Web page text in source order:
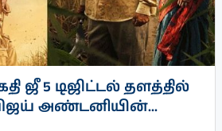
ஜீ 5 டிஜிட்டல் தளத்தில்
அண்டனியின்...